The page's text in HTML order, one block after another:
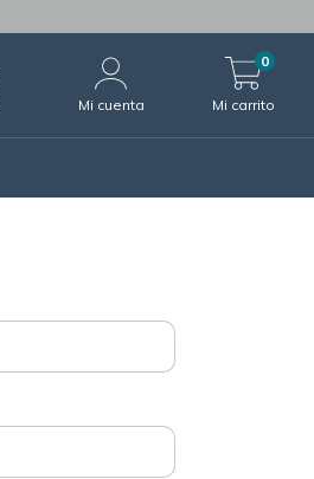
Mi cuenta Mi carrito
0